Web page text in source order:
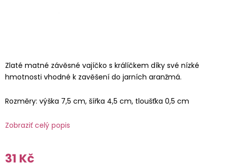
Zlaté matné závěsné vajíčko s králíčkem díky své nízké
hmotnosti vhodné k zavěšení do jarních aranžmá.
Rozměry: výška 7,5 cm, šířka 4,5 cm, tloušťka 0,5 cm
Zobraziť celý popis
31 Kč